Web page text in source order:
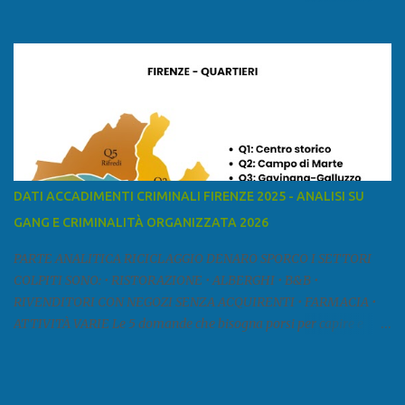
a est con le province di Pistoia e di Firenze, a sud con la provincia di
Lucca Ÿ la Versilia Ÿ la Media Valle del Serchio Ÿ la Garfagnana
Fonte: wikipedia Presenze mafiose e criminali (principali) Le
presenze mafiose in provincia sono assai rilevanti. Si segnala che
nella relazione del 2001 della Commissione parlamentare
Livorno e Lucca agiscono i clan dei Fedele...” Dalla ricerc...
DATI ACCADIMENTI CRIMINALI FIRENZE 2025 - ANALISI SU
GANG E CRIMINALITÀ ORGANIZZATA 2026
PARTE ANALITICA RICICLAGGIO DENARO SPORCO I SETTORI
COLPITI SONO: • RISTORAZIONE • ALBERGHI • B&B •
RIVENDITORI CON NEGOZI SENZA ACQUIRENTI • FARMACIA •
ATTIVITÀ VARIE Le 5 domande che bisogna porsi per capire e